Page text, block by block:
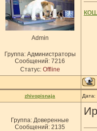
Admin
Группа: Администраторы
Сообщений: 7216
Статус: Offline
zhivopisnaja Дата:
Группа: Доверенные
Сообщений: 2135